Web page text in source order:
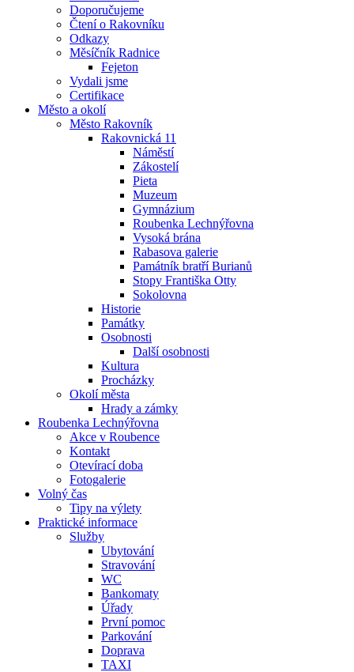
Doporučujeme
Čtení o Rakovníku
Odkazy
Měsíčník Radnice
Fejeton
Vydali jsme
Certifikace
Město a okolí
Město Rakovník
Rakovnická 11
Náměstí
Zákostelí
Pieta
Muzeum
Gymnázium
Roubenka Lechnýřovna
Vysoká brána
Rabasova galerie
Památník bratří Burianů
Stopy Františka Otty
Sokolovna
Historie
Památky
Osobnosti
Další osobnosti
Kultura
Procházky
Okolí města
Hrady a zámky
Roubenka Lechnýřovna
Akce v Roubence
Kontakt
Otevírací doba
Fotogalerie
Volný čas
Tipy na výlety
Praktické informace
Služby
Ubytování
Stravování
WC
Bankomaty
Úřady
První pomoc
Parkování
Doprava
TAXI